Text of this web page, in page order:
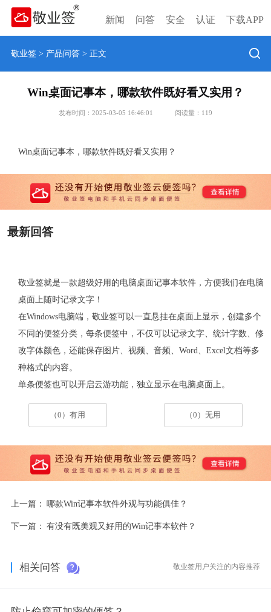
新闻 问答 安全 认证 下载APP
敬业签> 产品问答> 正文
Win桌面记事本，哪款软件既好看又实用？
发布时间：2025-03-05 16:46:01 阅读量： 119
Win桌面记事本，哪款软件既好看又实用？
最新回答
敬业签就是一款超级好用的电脑桌面记事本软件，方便我们在电脑
桌面上随时记录文字！
在Windows电脑端，敬业签可以一直悬挂在桌面上显示，创建多个
不同的便签分类，每条便签中，不仅可以记录文字、统计字数、修
改字体颜色，还能保存图片、视频、音频、 Word Excel文档等多
种格式的内容。
单条便签也可以开启云游功能，独立显示在电脑桌面上。
（0）有用 （0）无用
上一篇： 哪款Win记事本软件外观与功能俱佳？
下一篇： 有没有既美观又好用的Win记事本软件？
相关问答 敬业签用户关注的内容推荐